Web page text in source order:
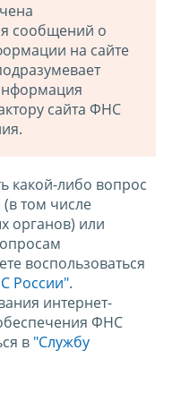
сообщений о
на сайте
сайта ФНС
какой-либо вопрос
том числе
органов) или
воспользоваться
России".
интернет-
ФНС
в "Службу